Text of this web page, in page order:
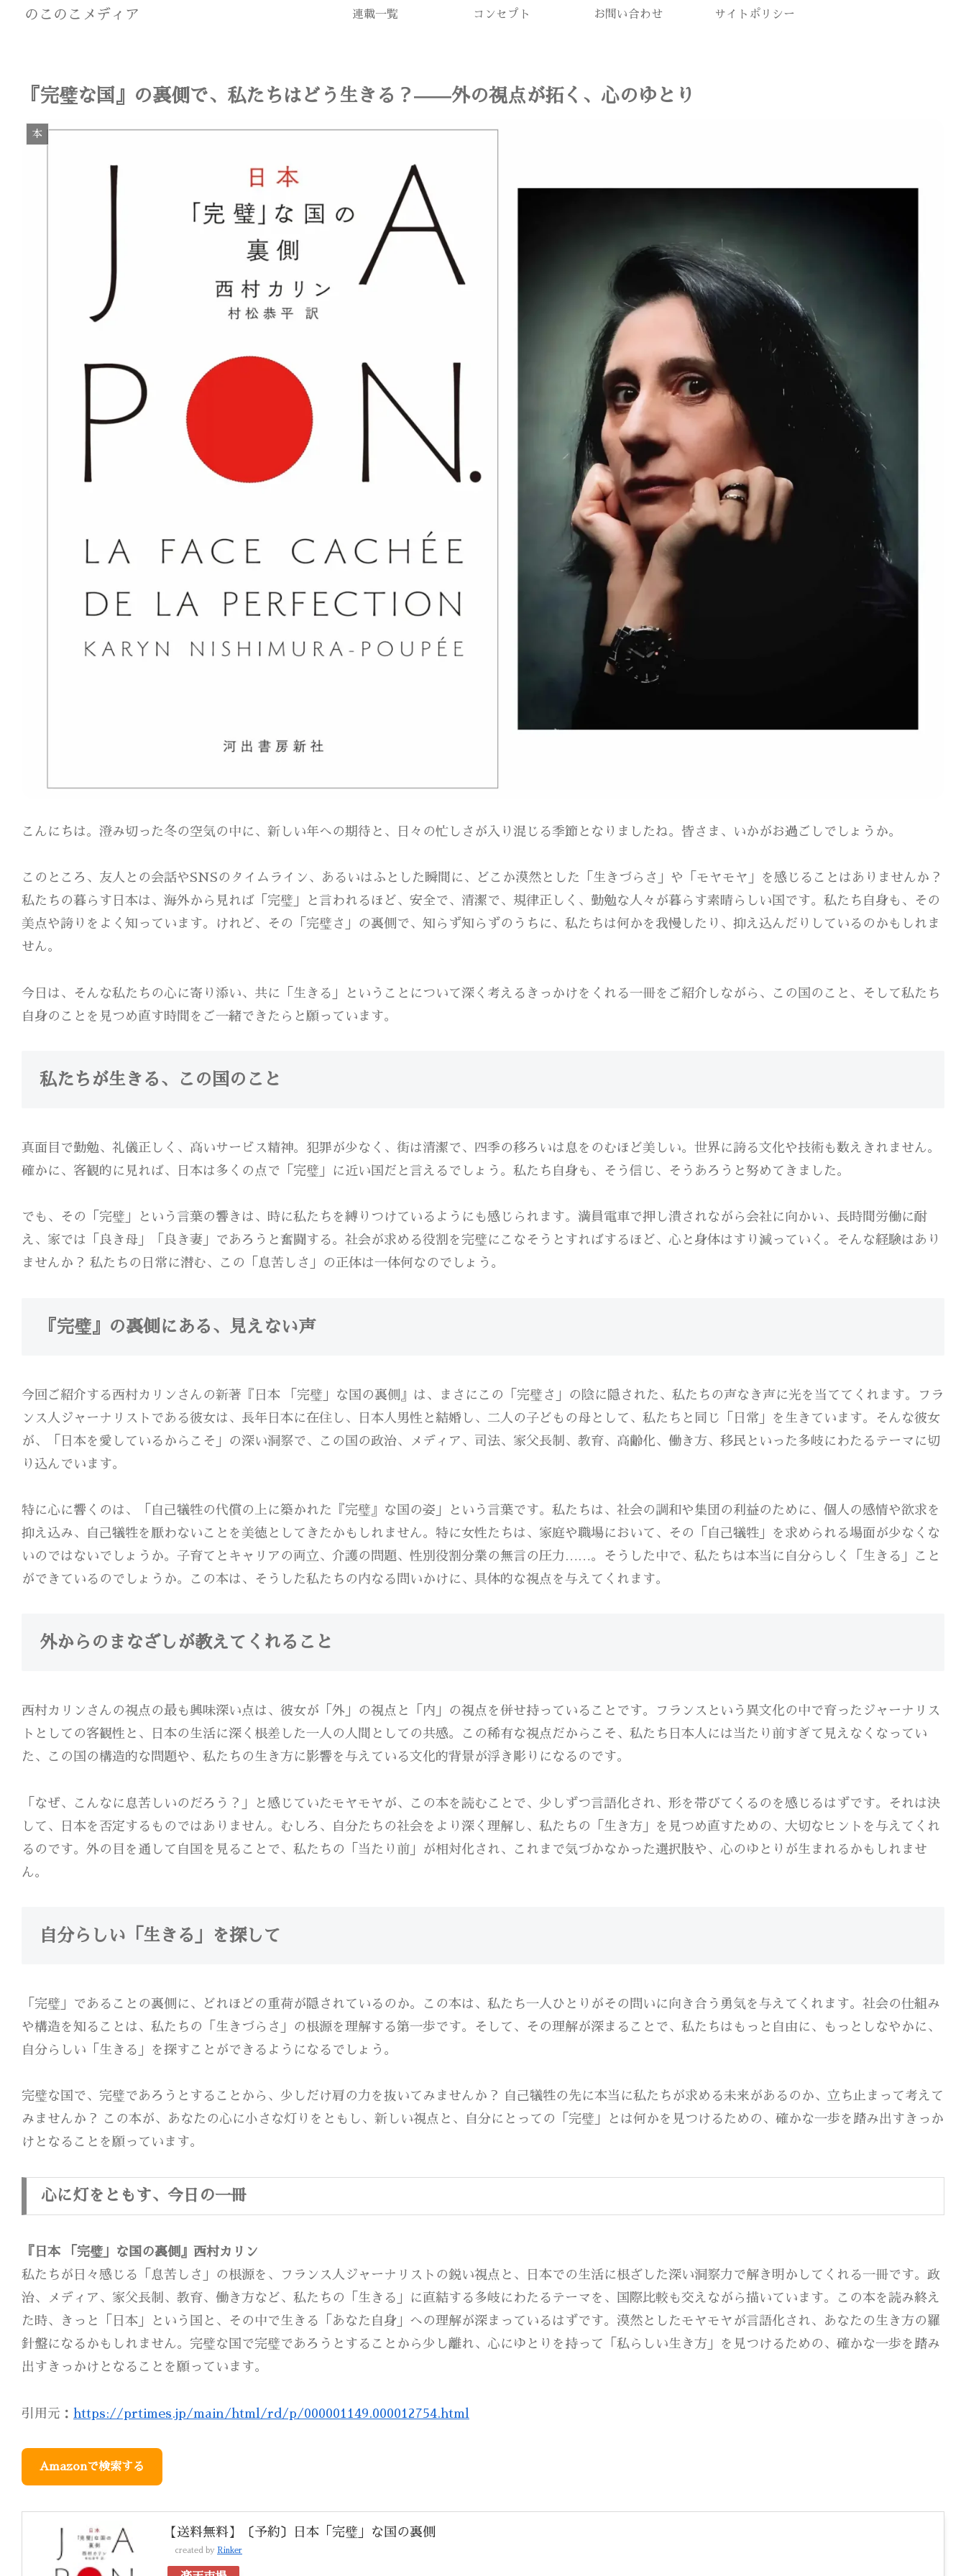
のこのこメディア 連載一覧 コンセプト お問い合わせ サイトポリシー
『完璧な国』の裏側で、私たちはどう生きる？——外の視点が拓く、心のゆとり
本
こんにちは。澄み切った冬の空気の中に、新しい年への期待と、日々の忙しさが入り混じる季節となりましたね。皆さま、いかがお過ごしでしょうか。
このところ、友人との会話やSNSのタイムライン、あるいはふとした瞬間に、どこか漠然とした「生きづらさ」や「モヤモヤ」を感じることはありませんか？
私たちの暮らす日本は、海外から見れば「完璧」と言われるほど、安全で、清潔で、規律正しく、勤勉な人々が暮らす素晴らしい国です。私たち自身も、その
美点や誇りをよく知っています。けれど、その「完璧さ」の裏側で、知らず知らずのうちに、私たちは何かを我慢したり、抑え込んだりしているのかもしれま
せん。
今日は、そんな私たちの心に寄り添い、共に「生きる」ということについて深く考えるきっかけをくれる一冊をご紹介しながら、この国のこと、そして私たち
自身のことを見つめ直す時間をご一緒できたらと願っています。
私たちが生きる、この国のこと
真面目で勤勉、礼儀正しく、高いサービス精神。犯罪が少なく、街は清潔で、四季の移ろいは息をのむほど美しい。世界に誇る文化や技術も数えきれません。
確かに、客観的に見れば、日本は多くの点で「完璧」に近い国だと言えるでしょう。私たち自身も、そう信じ、そうあろうと努めてきました。
でも、その「完璧」という言葉の響きは、時に私たちを縛りつけているようにも感じられます。満員電車で押し潰されながら会社に向かい、長時間労働に耐
え、家では「良き母」「良き妻」であろうと奮闘する。社会が求める役割を完璧にこなそうとすればするほど、心と身体はすり減っていく。そんな経験はあり
ませんか？ 私たちの日常に潜む、この「息苦しさ」の正体は一体何なのでしょう。
『完璧』の裏側にある、見えない声
今回ご紹介する西村カリンさんの新著『日本 「完璧」な国の裏側』は、まさにこの「完璧さ」の陰に隠された、私たちの声なき声に光を当ててくれます。フラ
ンス人ジャーナリストである彼女は、長年日本に在住し、日本人男性と結婚し、二人の子どもの母として、私たちと同じ「日常」を生きています。そんな彼女
が、「日本を愛しているからこそ」の深い洞察で、この国の政治、メディア、司法、家父長制、教育、高齢化、働き方、移民といった多岐にわたるテーマに切
り込んでいます。
特に心に響くのは、「自己犠牲の代償の上に築かれた『完璧』な国の姿」という言葉です。私たちは、社会の調和や集団の利益のために、個人の感情や欲求を
抑え込み、自己犠牲を厭わないことを美徳としてきたかもしれません。特に女性たちは、家庭や職場において、その「自己犠牲」を求められる場面が少なくな
いのではないでしょうか。子育てとキャリアの両立、介護の問題、性別役割分業の無言の圧力……。そうした中で、私たちは本当に自分らしく「生きる」こと
ができているのでしょうか。この本は、そうした私たちの内なる問いかけに、具体的な視点を与えてくれます。
外からのまなざしが教えてくれること
西村カリンさんの視点の最も興味深い点は、彼女が「外」の視点と「内」の視点を併せ持っていることです。フランスという異文化の中で育ったジャーナリス
トとしての客観性と、日本の生活に深く根差した一人の人間としての共感。この稀有な視点だからこそ、私たち日本人には当たり前すぎて見えなくなってい
た、この国の構造的な問題や、私たちの生き方に影響を与えている文化的背景が浮き彫りになるのです。
「なぜ、こんなに息苦しいのだろう？」と感じていたモヤモヤが、この本を読むことで、少しずつ言語化され、形を帯びてくるのを感じるはずです。それは決
して、日本を否定するものではありません。むしろ、自分たちの社会をより深く理解し、私たちの「生き方」を見つめ直すための、大切なヒントを与えてくれ
るのです。外の目を通して自国を見ることで、私たちの「当たり前」が相対化され、これまで気づかなかった選択肢や、心のゆとりが生まれるかもしれませ
ん。
自分らしい「生きる」を探して
「完璧」であることの裏側に、どれほどの重荷が隠されているのか。この本は、私たち一人ひとりがその問いに向き合う勇気を与えてくれます。社会の仕組み
や構造を知ることは、私たちの「生きづらさ」の根源を理解する第一歩です。そして、その理解が深まることで、私たちはもっと自由に、もっとしなやかに、
自分らしい「生きる」を探すことができるようになるでしょう。
完璧な国で、完璧であろうとすることから、少しだけ肩の力を抜いてみませんか？ 自己犠牲の先に本当に私たちが求める未来があるのか、立ち止まって考えて
みませんか？ この本が、あなたの心に小さな灯りをともし、新しい視点と、自分にとっての「完璧」とは何かを見つけるための、確かな一歩を踏み出すきっか
けとなることを願っています。
心に灯をともす、今日の一冊
『日本 「完璧」な国の裏側』西村カリン
私たちが日々感じる「息苦しさ」の根源を、フランス人ジャーナリストの鋭い視点と、日本での生活に根ざした深い洞察力で解き明かしてくれる一冊です。政
治、メディア、家父長制、教育、働き方など、私たちの「生きる」に直結する多岐にわたるテーマを、国際比較も交えながら描いています。この本を読み終え
た時、きっと「日本」という国と、その中で生きる「あなた自身」への理解が深まっているはずです。漠然としたモヤモヤが言語化され、あなたの生き方の羅
針盤になるかもしれません。完璧な国で完璧であろうとすることから少し離れ、心にゆとりを持って「私らしい生き方」を見つけるための、確かな一歩を踏み
出すきっかけとなることを願っています。
引用元： https://prtimes.jp/main/html/rd/p/000001149.000012754.html
Amazonで検索する
【送料無料】〔予約〕日本「完璧」な国の裏側
created by Rinker